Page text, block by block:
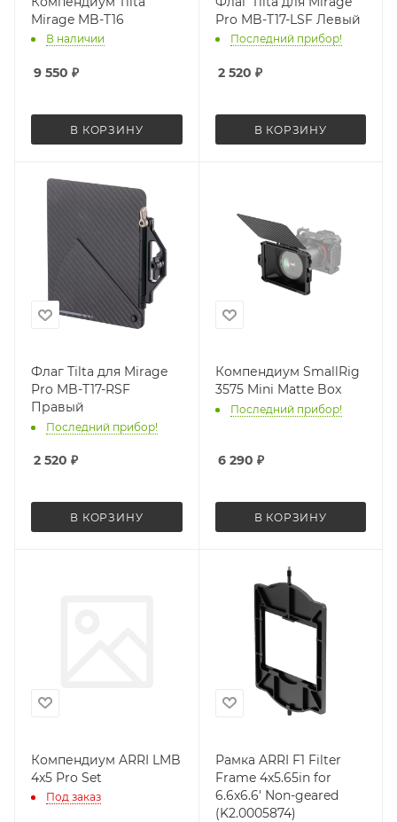
Mirage MB-T16
В наличии
9 550 ₽
В КОРЗИНУ
Pro MB-T17-LSF Левый
Последний прибор!
2 520 ₽
В КОРЗИНУ
Флаг Tilta для Mirage
Pro MB-T17-RSF
Правый
Последний прибор!
2 520 ₽
В КОРЗИНУ
Компендиум SmallRig
3575 Mini Matte Box
Последний прибор!
6 290 ₽
В КОРЗИНУ
Компендиум ARRI LMB
4x5 Pro Set
Под заказ
Рамка ARRI F1 Filter
Frame 4x5.65in for
6.6x6.6' Non-geared
(K2.0005874)